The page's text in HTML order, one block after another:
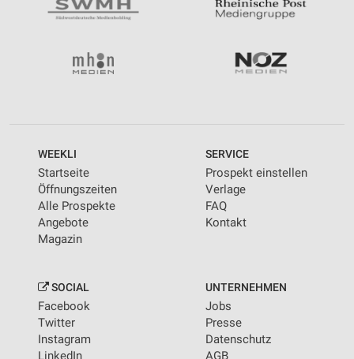
WEEKLI
Startseite
Öffnungszeiten
Alle Prospekte
Angebote
Magazin
SERVICE
Prospekt einstellen
Verlage
FAQ
Kontakt
SOCIAL
Facebook
Twitter
Instagram
LinkedIn
UNTERNEHMEN
Jobs
Presse
Datenschutz
AGB